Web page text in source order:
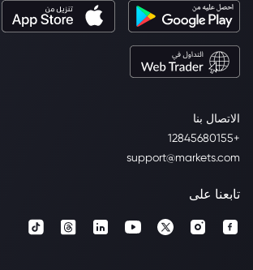
الاتصال بنا
+12845680155
support@markets.com
تابعنا على